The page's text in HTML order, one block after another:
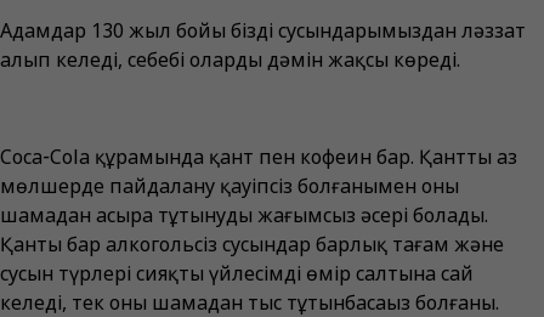
Адамдар 130 жыл бойы біздің сусындарымыздан ләззат
алып келеді, себебі олардың дәмін жақсы көреді.
Coca‑Cola құрамында қант пен кофеин бар. Қантты аз
мөлшерде пайдалану қауіпсіз болғанымен оны
шамадан асыра тұтынудың жағымсыз әсері болады.
Қанты бар алкогольсіз сусындар барлық тағам және
сусын түрлері сияқты үйлесімді өмір салтына сай
келеді, тек оны шамадан тыс тұтынбасаңыз болғаны.